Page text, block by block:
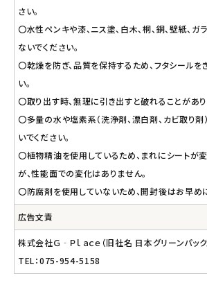
さい。
〇水性ペンキや漆、ニス塗、白木、桐、銅、壁紙、
ないでください。
〇乾燥を防ぎ、品質を保持するため、フタシールを
い。
〇取り出す時、無理に引き出すと破れることがあり
〇多量の水や塩素系（洗浄剤、漂白剤、カビ取り剤
いでください。
〇植物精油を使用しているため、まれにシートが
が、性能面での変化はありません。
〇防腐剤を使用していないため、開封後はお早め
広告文責
株式会社Ｇ‐Ｐｌａｃｅ（旧社名 日本グリーンパッ
TEL：075-954-5158